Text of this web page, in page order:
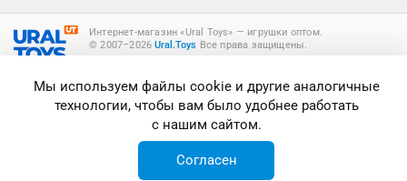
Интернет-магазин «Ural Toys» ― игрушки оптом.
© 2007–2026Ural.Toys Все права защищены.
Мы используем файлы cookie и другие аналогичные
технологии, чтобы вам было удобнее работать
с нашим сайтом.
Согласен